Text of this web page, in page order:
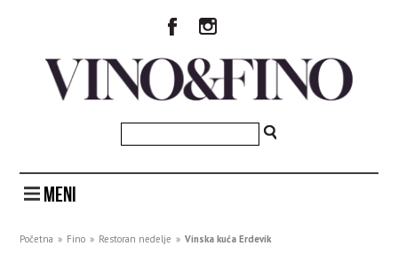
MENI
Početna » Fino » Restoran nedelje » Vinska kuća Erdevik